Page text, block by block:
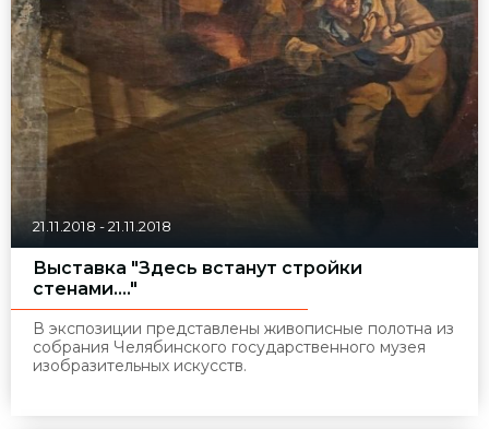
21.11.2018 -21.11.2018
Выставка "Здесь встанут стройки
стенами...."
В экспозиции представлены живописные полотна из
собрания Челябинского государственного музея
изобразительных искусств.